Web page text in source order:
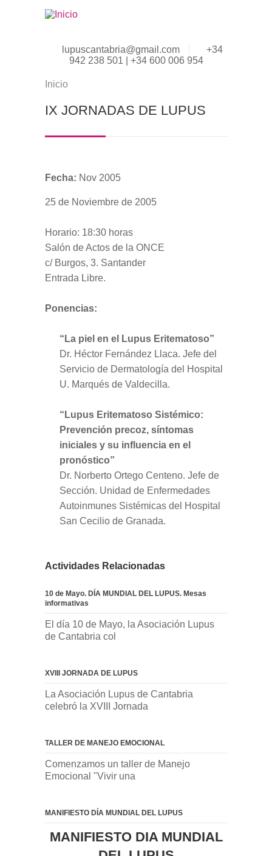
lupuscantabria@gmail.com
+34
942 238 501 | +34 600 006 954
Se encuentra usted aquí
Inicio
IX JORNADAS DE LUPUS
Fecha: Nov 2005
25 de Noviembre de 2005
Horario: 18:30 horas
Salón de Actos de la ONCE
c/ Burgos, 3. Santander
Entrada Libre.
Ponencias:
“La piel en el Lupus Eritematoso”
Dr. Héctor Fernández Llaca. Jefe del
Servicio de Dermatología del Hospital
U. Marqués de Valdecilla.
“Lupus Eritematoso Sistémico:
Prevención precoz, síntomas
iniciales y su influencia en el
pronóstico”
Dr. Norberto Ortego Centeno. Jefe de
Sección. Unidad de Enfermedades
Autoinmunes Sistémicas del Hospital
San Cecilio de Granada.
Actividades Relacionadas
10 de Mayo. DÍA MUNDIAL DEL LUPUS. Mesas
informativas
El día 10 de Mayo, la Asociación Lupus
de Cantabria col
XVIII JORNADA DE LUPUS
La Asociación Lupus de Cantabria
celebró la XVIII Jornada
TALLER DE MANEJO EMOCIONAL
Comenzamos un taller de Manejo
Emocional "Vivir una
MANIFIESTO DÍA MUNDIAL DEL LUPUS
MANIFIESTO DIA MUNDIAL